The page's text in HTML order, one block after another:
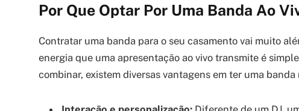
Por Que Optar Por Uma Banda Ao
Contratar uma banda para o seu casamento vai muito
energia que uma apresentação ao vivo transmite é
combinar, existem diversas vantagens em ter uma banda